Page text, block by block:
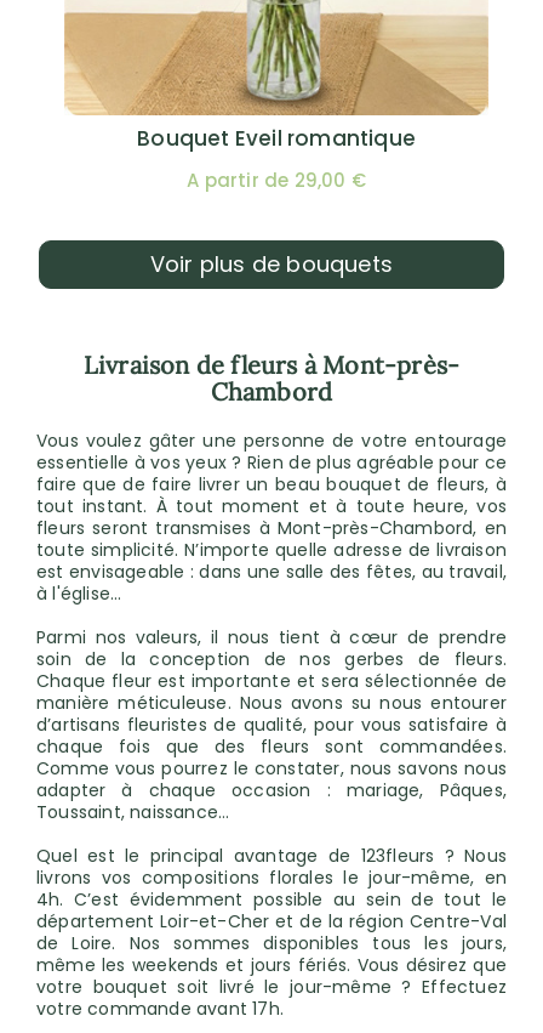
Bouquet Eveil romantique
A partir de 29,00 €
Voir plus de bouquets
Livraison de fleurs à Mont-près-
Chambord
Vous voulez gâter une personne de votre entourage
essentielle à vos yeux ? Rien de plus agréable pour ce
faire que de faire livrer un beau bouquet de fleurs, à
tout instant. À tout moment et à toute heure, vos
fleurs seront transmises à Mont-près-Chambord, en
toute simplicité. N’importe quelle adresse de livraison
est envisageable : dans une salle des fêtes, au travail,
à l'église...
Parmi nos valeurs, il nous tient à cœur de prendre
soin de la conception de nos gerbes de fleurs.
Chaque fleur est importante et sera sélectionnée de
manière méticuleuse. Nous avons su nous entourer
d’artisans fleuristes de qualité, pour vous satisfaire à
chaque fois que des fleurs sont commandées.
Comme vous pourrez le constater, nous savons nous
adapter à chaque occasion : mariage, Pâques,
Toussaint, naissance…
Quel est le principal avantage de 123fleurs ? Nous
livrons vos compositions florales le jour-même, en
4h. C’est évidemment possible au sein de tout le
département Loir-et-Cher et de la région Centre-Val
de Loire. Nos sommes disponibles tous les jours,
même les weekends et jours fériés. Vous désirez que
votre bouquet soit livré le jour-même ? Effectuez
votre commande avant 17h.